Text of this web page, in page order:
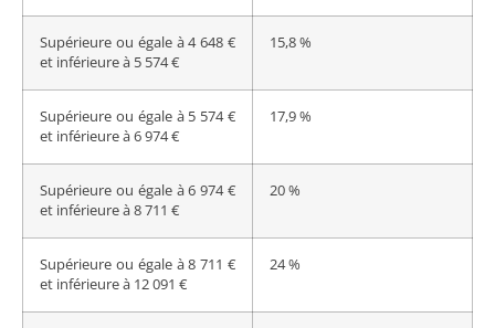
Supérieure ou égale à 4 648 €
et inférieure à 5 574 €
15,8 %
Supérieure ou égale à 5 574 €
et inférieure à 6 974 €
17,9 %
Supérieure ou égale à 6 974 €
et inférieure à 8 711 €
20 %
Supérieure ou égale à 8 711 €
et inférieure à 12 091 €
24 %